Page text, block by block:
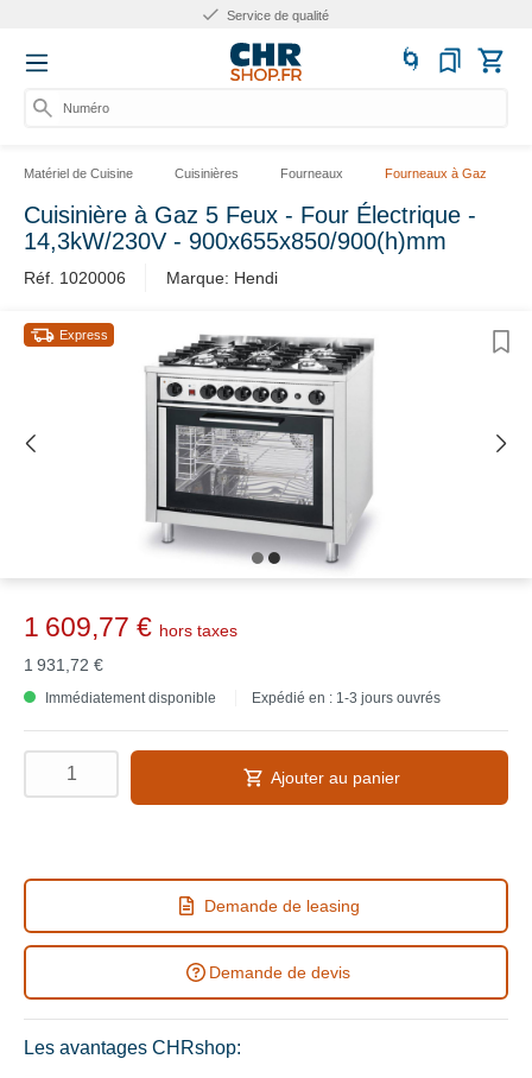
Service de qualité
Numéro
Matériel de Cuisine Cuisinières Fourneaux Fourneaux à Gaz
Cuisinière à Gaz 5 Feux - Four Électrique -
14,3kW/230V - 900x655x850/900(h)mm
Réf. 1020006 Marque: Hendi
Express
1 609,77 € hors taxes
1 931,72 €
Immédiatement disponible Expédié en : 1-3 jours ouvrés
Ajouter au panier
Demande de leasing
Demande de devis
Les avantages CHRshop: